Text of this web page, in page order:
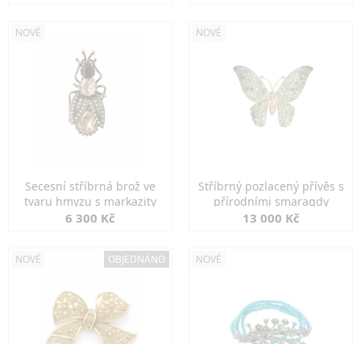
NOVÉ
Secesní stříbrná brož ve
tvaru hmyzu s markazity
6 300 Kč
NOVÉ
Stříbrný pozlacený přívěs s
přírodními smaragdy
13 000 Kč
NOVÉ OBJEDNÁNO NOVÉ